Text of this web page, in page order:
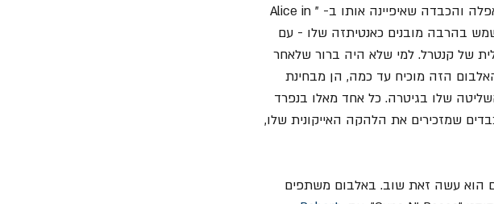
מסמן חזרה לאווירה האפלה והכבדה שאיפיינה אותו ב- "Alice in
2021, משמש בהרבה מובנים כאנטיתזה שלו - עם
של קנטרל. למי שלא היה ברור שלאחר
הזה מוכיח עד כמה, הן מבחינת
השליטה שלו בגיטרה. כל אחד מאלו בנפרד
שמזכירים את הלהקה האייקונית שלו,
הוא עשה זאת שוב. באלבום משתפים